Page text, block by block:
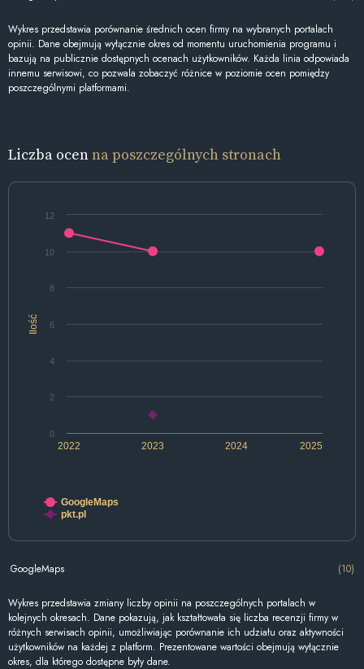
Wykres przedstawia porównanie średnich ocen firmy na wybranych portalach
opinii. Dane obejmują wyłącznie okres od momentu uruchomienia programu i
bazują na publicznie dostępnych ocenach użytkowników. Każda linia odpowiada
innemu serwisowi, co pozwala zobaczyć różnice w poziomie ocen pomiędzy
poszczególnymi platformami.
Liczba ocenna poszczególnych stronach
Ilość
2022 2024
2023 2025
0
2
4
6
8
10
12
GoogleMaps
pkt.pl
GoogleMaps (10)
Wykres przedstawia zmiany liczby opinii na poszczególnych portalach w
kolejnych okresach. Dane pokazują, jak kształtowała się liczba recenzji firmy w
różnych serwisach opinii, umożliwiając porównanie ich udziału oraz aktywności
użytkowników na każdej z platform. Prezentowane wartości obejmują wyłącznie
okres, dla którego dostępne były dane.